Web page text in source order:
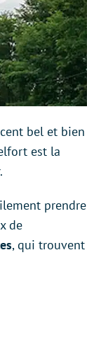
bel et bien
est la
prendre
de
, qui trouvent